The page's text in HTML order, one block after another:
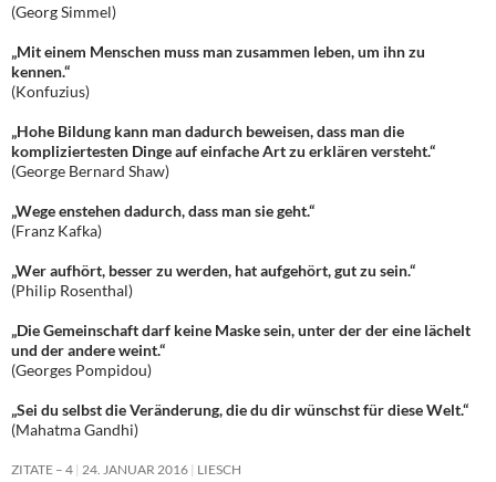
(Georg Simmel)
„Mit einem Menschen muss man zusammen leben, um ihn zu
kennen.“
(Konfuzius)
„Hohe Bildung kann man dadurch beweisen, dass man die
kompliziertesten Dinge auf einfache Art zu erklären versteht.“
(George Bernard Shaw)
„Wege enstehen dadurch, dass man sie geht.“
(Franz Kafka)
„Wer aufhört, besser zu werden, hat aufgehört, gut zu sein.“
(Philip Rosenthal)
„Die Gemeinschaft darf keine Maske sein, unter der der eine lächelt
und der andere weint.“
(Georges Pompidou)
„Sei du selbst die Veränderung, die du dir wünschst für diese Welt.“
(Mahatma Gandhi)
ZITATE – 4 24. JANUAR 2016 LIESCH